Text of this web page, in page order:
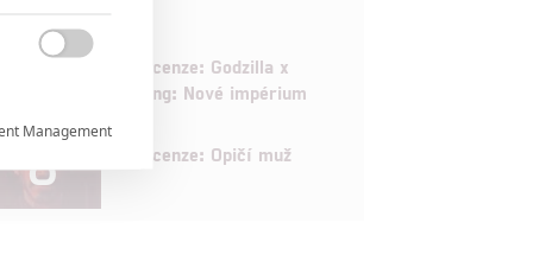
6
Recenze: Godzilla x
Kong: Nové impérium
8 Recenze: Opičí muž

Management